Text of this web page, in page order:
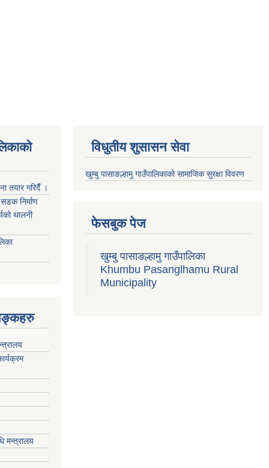
तयार गरिदैँ ।
निर्माण
थालनी
मन्त्रालय
विधुतीय शुसासन सेवा
खुम्बु पासाङल्हामु गाउँपालिकाको सामाजिक सुरक्षा विवरण
फेसबुक पेज
खुम्बु पासाङल्हामु गाउँपालिका
Khumbu Pasanglhamu Rural
Municipality